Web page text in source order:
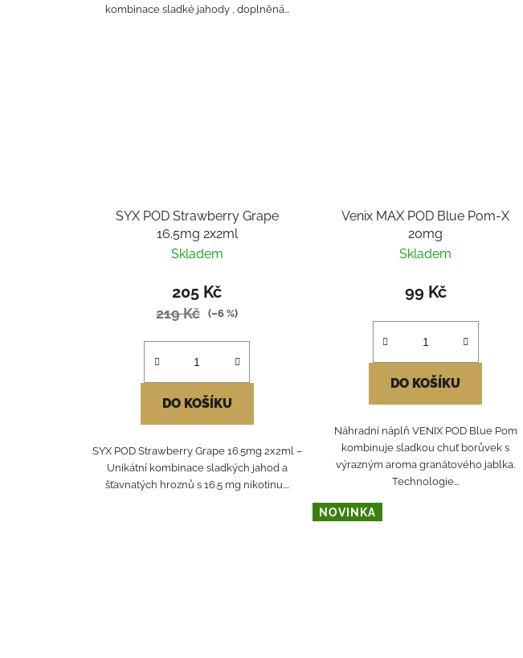
kombinace sladké jahody , doplněná...
SYX POD Strawberry Grape
16.5mg 2x2ml
Skladem
205 Kč
219 Kč (–6 %)
DO KOŠÍKU
SYX POD Strawberry Grape 16.5mg 2x2ml –
Unikátní kombinace sladkých jahod a
šťavnatých hroznů s 16.5 mg nikotinu....
Venix MAX POD Blue Pom-X
20mg
Skladem
99 Kč
DO KOŠÍKU
Náhradní náplň VENIX POD Blue Pom
kombinuje sladkou chuť borůvek s
výrazným aroma granátového jablka.
Technologie...
NOVINKA